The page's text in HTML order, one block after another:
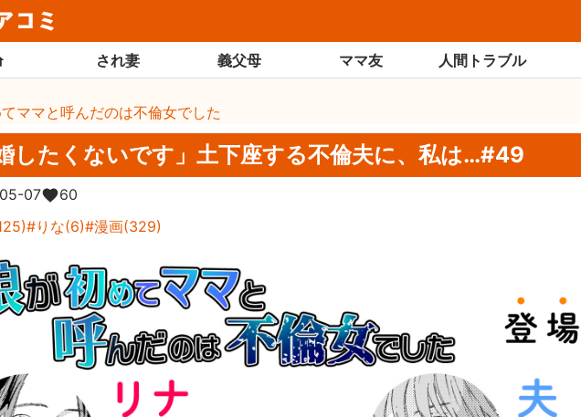
され妻 義父母 ママ友 人間トラブル
ママと呼んだのは不倫女でした
婚したくないです」土下座する不倫夫に、私は…#49
07
60
) りな(6) 漫画(329)